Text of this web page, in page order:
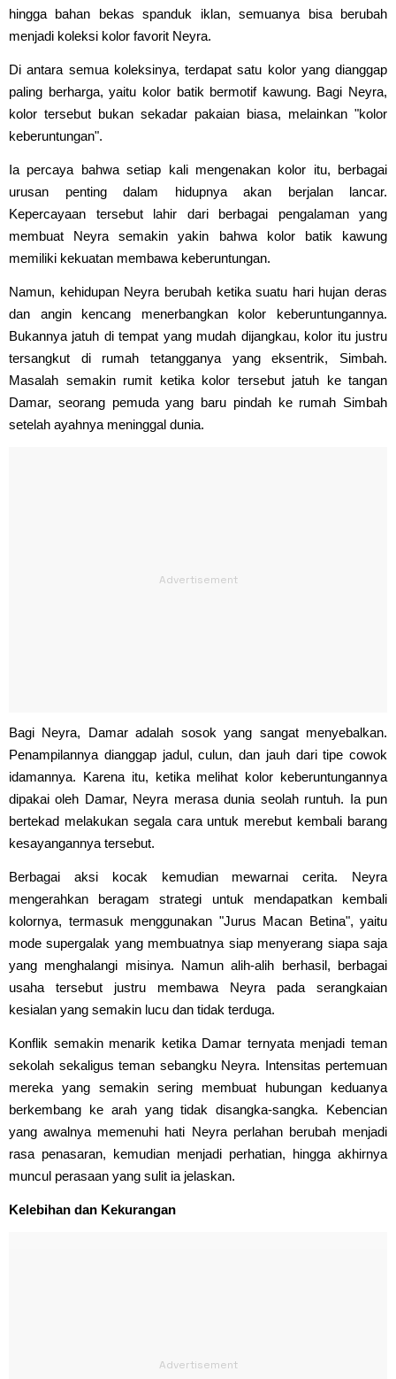
hingga bahan bekas spanduk iklan, semuanya bisa berubah
menjadi koleksi kolor favorit Neyra.
Di antara semua koleksinya, terdapat satu kolor yang dianggap
paling berharga, yaitu kolor batik bermotif kawung. Bagi Neyra,
kolor tersebut bukan sekadar pakaian biasa, melainkan "kolor
keberuntungan".
Ia percaya bahwa setiap kali mengenakan kolor itu, berbagai
urusan penting dalam hidupnya akan berjalan lancar.
Kepercayaan tersebut lahir dari berbagai pengalaman yang
membuat Neyra semakin yakin bahwa kolor batik kawung
memiliki kekuatan membawa keberuntungan.
Namun, kehidupan Neyra berubah ketika suatu hari hujan deras
dan angin kencang menerbangkan kolor keberuntungannya.
Bukannya jatuh di tempat yang mudah dijangkau, kolor itu justru
tersangkut di rumah tetangganya yang eksentrik, Simbah.
Masalah semakin rumit ketika kolor tersebut jatuh ke tangan
Damar, seorang pemuda yang baru pindah ke rumah Simbah
setelah ayahnya meninggal dunia.
Bagi Neyra, Damar adalah sosok yang sangat menyebalkan.
Penampilannya dianggap jadul, culun, dan jauh dari tipe cowok
idamannya. Karena itu, ketika melihat kolor keberuntungannya
dipakai oleh Damar, Neyra merasa dunia seolah runtuh. Ia pun
bertekad melakukan segala cara untuk merebut kembali barang
kesayangannya tersebut.
Berbagai aksi kocak kemudian mewarnai cerita. Neyra
mengerahkan beragam strategi untuk mendapatkan kembali
kolornya, termasuk menggunakan "Jurus Macan Betina", yaitu
mode supergalak yang membuatnya siap menyerang siapa saja
yang menghalangi misinya. Namun alih-alih berhasil, berbagai
usaha tersebut justru membawa Neyra pada serangkaian
kesialan yang semakin lucu dan tidak terduga.
Konflik semakin menarik ketika Damar ternyata menjadi teman
sekolah sekaligus teman sebangku Neyra. Intensitas pertemuan
mereka yang semakin sering membuat hubungan keduanya
berkembang ke arah yang tidak disangka-sangka. Kebencian
yang awalnya memenuhi hati Neyra perlahan berubah menjadi
rasa penasaran, kemudian menjadi perhatian, hingga akhirnya
muncul perasaan yang sulit ia jelaskan.
Kelebihan dan Kekurangan